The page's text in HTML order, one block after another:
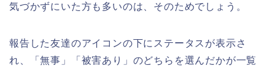
気づかずにいた方も多いのは、そのためでしょう。
報告した友達のアイコンの下にステータスが表示さ
れ、「無事」「被害あり」のどちらを選んだかが一覧